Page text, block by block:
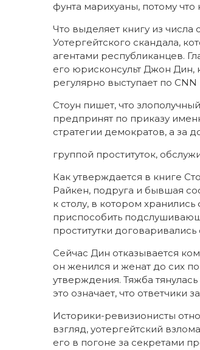
фунта марихуаны, потому
Что выделяет книгу из
Уотергейтского скандала,
агентами республиканцев.
его юрисконсульт Джон Дин,
регулярно выступает по
Стоун пишет, что
предпринят по приказу
стратегии демократов, а за
группой проституток,
Как утверждается в книге
Райкен, подруга и бывшая
к столу, в котором
приспособить
проститутки
Сейчас Дин отказывается
он женился и женат до сих
утверждения. Тяжба
это означает, что ответчики
Историки-ревизионисты
взгляд, уотергейтский
его в погоне за секретами